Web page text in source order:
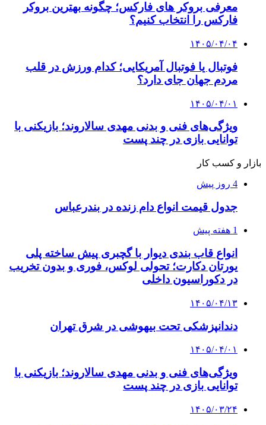
معرفی بروکر های فارکس؛ چگونه بهترین بروکر
فارکس را انتخاب کنیم؟
۱۴۰۵/۰۴/۰۴
فوتبال یا فوتبال آمریکایی؛ کدام ورزش در قلب
مردم جهان جای دارد؟
۱۴۰۵/۰۴/۰۱
ویژگی‌های فنی و بدنی مهدی سالاروند؛ بازیکنی با
توانایی بازی در چند پست
بازار و کسب کار
4 روز پیش
جدول قیمت انواع دام زنده در بندرعباس
1 هفته پیش
انواع قاب بندی دیوار با گچبری پیش ساخته پلی
یورتان دکارت؛ تحولی لوکس، فوری و بدون تخریب
در دکوراسیون داخلی
۱۴۰۵/۰۴/۱۳
دندانپزشکی تحت بیهوشی در شرق تهران
۱۴۰۵/۰۴/۰۱
ویژگی‌های فنی و بدنی مهدی سالاروند؛ بازیکنی با
توانایی بازی در چند پست
۱۴۰۵/۰۳/۲۴